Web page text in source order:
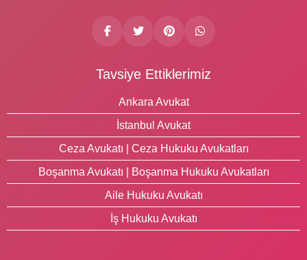
Tavsiye Ettiklerimiz
Ankara Avukat
İstanbul Avukat
Ceza Avukatı | Ceza Hukuku Avukatları
Boşanma Avukatı | Boşanma Hukuku Avukatları
Aile Hukuku Avukatı
İş Hukuku Avukatı